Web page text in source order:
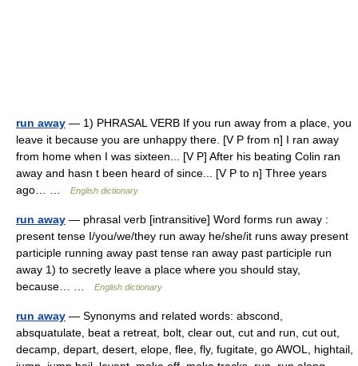
run away — 1) PHRASAL VERB If you run away from a place, you
leave it because you are unhappy there. [V P from n] I ran away
from home when I was sixteen... [V P] After his beating Colin ran
away and hasn t been heard of since... [V P to n] Three years
ago… …
English dictionary
run away — phrasal verb [intransitive] Word forms run away :
present tense I/you/we/they run away he/she/it runs away present
participle running away past tense ran away past participle run
away 1) to secretly leave a place where you should stay,
because… …
English dictionary
run away — Synonyms and related words: abscond,
absquatulate, beat a retreat, bolt, clear out, cut and run, cut out,
decamp, depart, desert, elope, flee, fly, fugitate, go AWOL, hightail,